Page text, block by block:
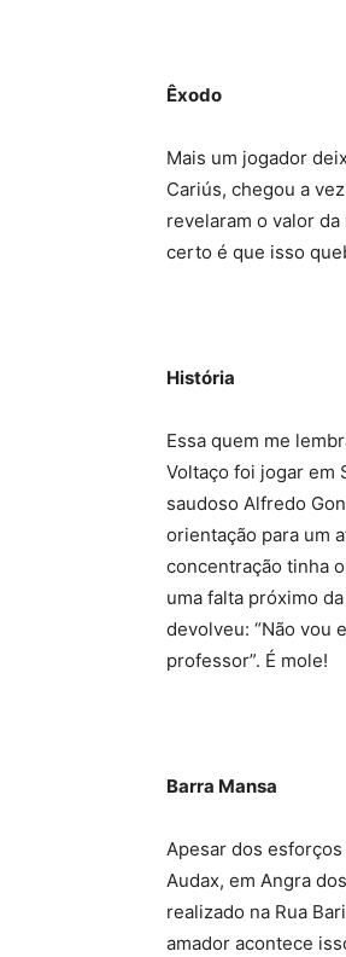
Êxodo
Mais um jogador
Cariús, chegou a
revelaram o valor
certo é que isso
História
Essa quem me
Voltaço foi jogar em
saudoso Alfredo
orientação para um
concentração tinha
uma falta próximo
devolveu: “Não vou
professor”. É mole!
Barra Mansa
Apesar dos
Audax, em Angra
realizado na Rua
amador acontece